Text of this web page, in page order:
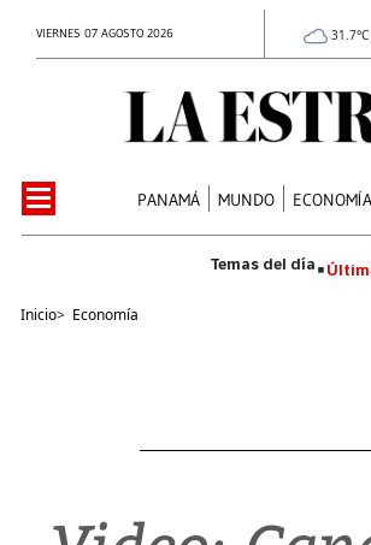
VIERNES 07 AGOSTO 2026
PANAMÁ MUNDO ECONOMÍA
Inicio> Economía